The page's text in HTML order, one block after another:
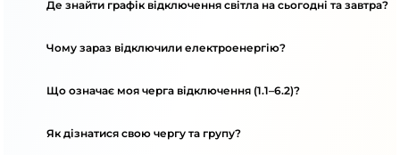
Де знайти графік відключення світла на сьогодні та завтра?
Чому зараз відключили електроенергію?
Що означає моя черга відключення (1.1–6.2)?
Як дізнатися свою чергу та групу?